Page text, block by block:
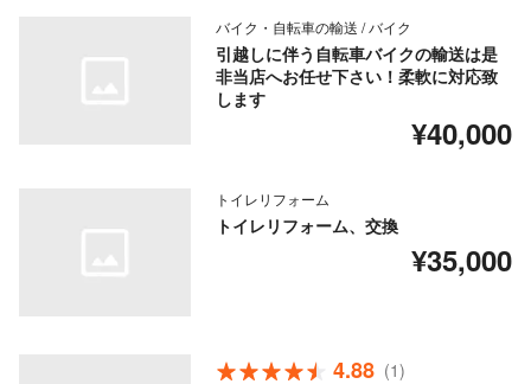
バイク・自転車の輸送 / バイク
引越しに伴う自転車バイクの輸送は是
非当店へお任せ下さい！柔軟に対応致
します
¥40,000
トイレリフォーム
トイレリフォーム、交換
¥35,000
4.88 (1)